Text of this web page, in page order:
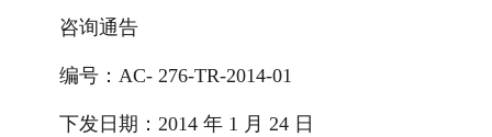
咨询通告
编号：AC- 276-TR-2014-01
下发日期：2014 年 1 月 24 日